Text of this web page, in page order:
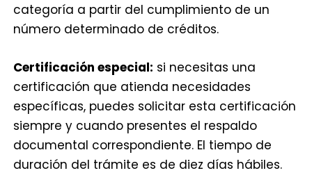
categoría a partir del cumplimiento de un
número determinado de créditos.
Certificación especial: si necesitas una
certificación que atienda necesidades
específicas, puedes solicitar esta certificación
siempre y cuando presentes el respaldo
documental correspondiente. El tiempo de
duración del trámite es de diez días hábiles.